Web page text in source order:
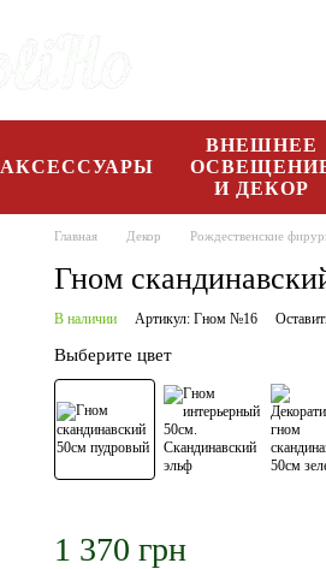
АКСЕССУАРЫ
ВНЕШНЕЕ
И ДЕКОР
Главная Декор Рождественские
Гном
В наличии Артикул: Гном №16
Выберите цвет
1 370 грн